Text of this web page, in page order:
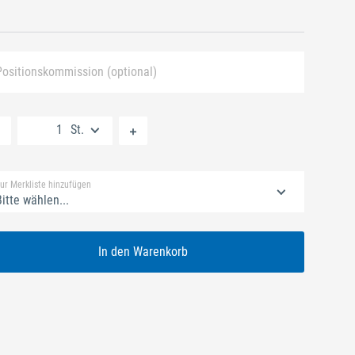
(optional)
St.
Merkliste hinzufügen
wählen...
In den Warenkorb